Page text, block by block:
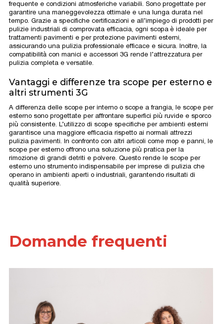
frequente e condizioni atmosferiche variabili. Sono progettate per
garantire una maneggevolezza ottimale e una lunga durata nel
tempo. Grazie a specifiche certificazioni e all’impiego di prodotti per
pulizie industriali di comprovata efficacia, ogni scopa è ideale per
trattamenti pavimenti e per protezione pavimenti esterni,
assicurando una pulizia professionale efficace e sicura. Inoltre, la
compatibilità con manici e accessori 3G rende l’attrezzatura per
pulizia completa e versatile.
Vantaggi e differenze tra scope per esterno e
altri strumenti 3G
A differenza delle scope per interno o scope a frangia, le scope per
esterno sono progettate per affrontare superfici più ruvide e sporco
più consistente. L’utilizzo di scope specifiche per ambienti esterni
garantisce una maggiore efficacia rispetto ai normali attrezzi
pulizia pavimenti. In confronto con altri articoli come mop e panni, le
scope per esterno offrono una soluzione più pratica per la
rimozione di grandi detriti e polvere. Questo rende le scope per
esterno uno strumento indispensabile per imprese di pulizia che
operano in ambienti aperti o industriali, garantendo risultati di
qualità superiore.
Domande frequenti